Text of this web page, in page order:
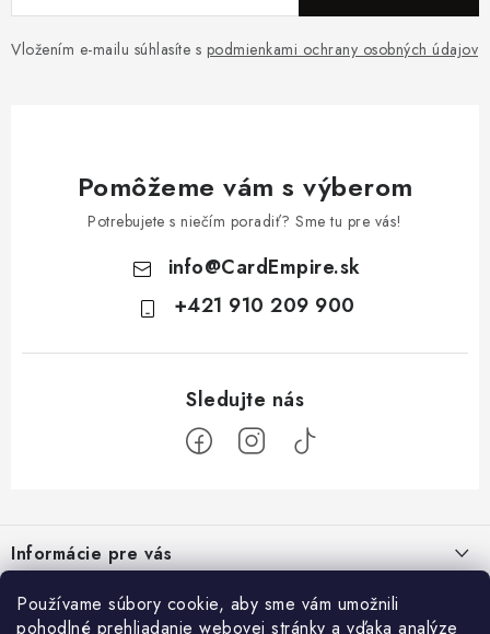
Používame súbory cookie, aby sme vám umožnili
pohodlné prehliadanie webovej stránky a vďaka analýze
Vložením e-mailu súhlasíte s podmienkami ochrany osobných údajov
Pomôžeme vám s výberom
Potrebujete s niečím poradiť? Sme tu pre vás!
info@CardEmpire.sk
+421 910 209 900
pInformácie pre vás
Ako nakupovať
Prihlásenie